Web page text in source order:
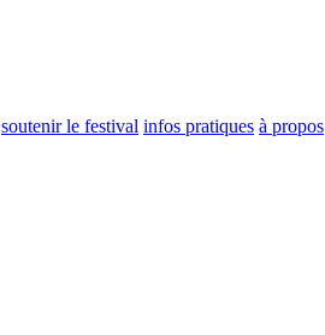
soutenir le festival infos pratiques à propos